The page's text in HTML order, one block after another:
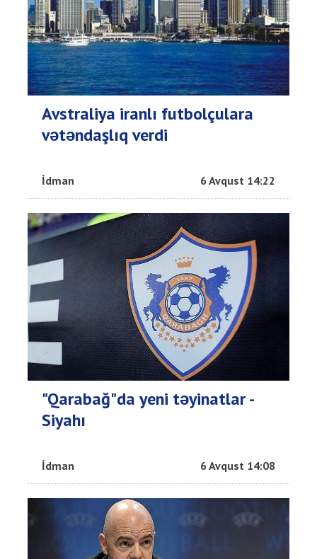
Avstraliya iranlı futbolçulara
vətəndaşlıq verdi
İdman 6 Avqust 14:22
"Qarabağ"da yeni təyinatlar -
Siyahı
İdman 6 Avqust 14:08